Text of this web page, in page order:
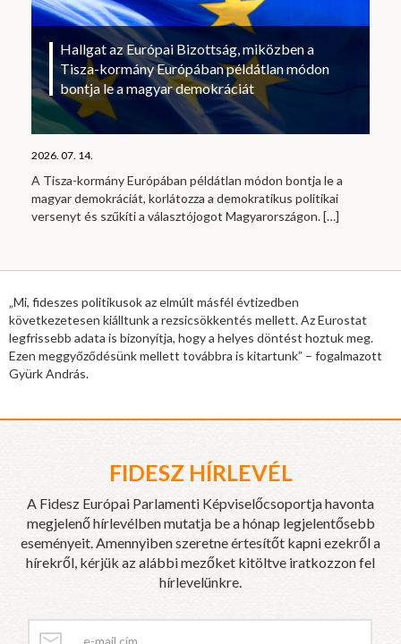
Hallgat az Európai Bizottság, miközben a
Tisza-kormány Európában példátlan módon
bontja le a magyar demokráciát
2026. 07. 14.
A Tisza-kormány Európában példátlan módon bontja le a
magyar demokráciát, korlátozza a demokratikus politikai
versenyt és szűkíti a választójogot Magyarországon.[…]
„Mi, fideszes politikusok az elmúlt másfél évtizedben
következetesen kiálltunk a rezsicsökkentés mellett. Az Eurostat
legfrissebb adata is bizonyítja, hogy a helyes döntést hoztuk meg.
Ezen meggyőződésünk mellett továbbra is kitartunk” – fogalmazott
Gyürk András.
FIDESZ HÍRLEVÉL
A Fidesz Európai Parlamenti Képviselőcsoportja havonta
megjelenő hírlevélben mutatja be a hónap legjelentősebb
eseményeit. Amennyiben szeretne értesítőt kapni ezekről a
hírekről, kérjük az alábbi mezőket kitöltve iratkozzon fel
hírlevelünkre.